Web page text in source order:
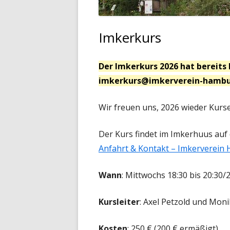
Imkerkurs
Der Imkerkurs 2026 hat bereits
imkerkurs@imkerverein-
Wir freuen uns, 2026 wieder
Der Kurs findet im Imkerhuus auf
Anfahrt & Kontakt – Imkerverein
Wann: Mittwochs 18:30 bis 20:30/
Kursleiter: Axel Petzold und